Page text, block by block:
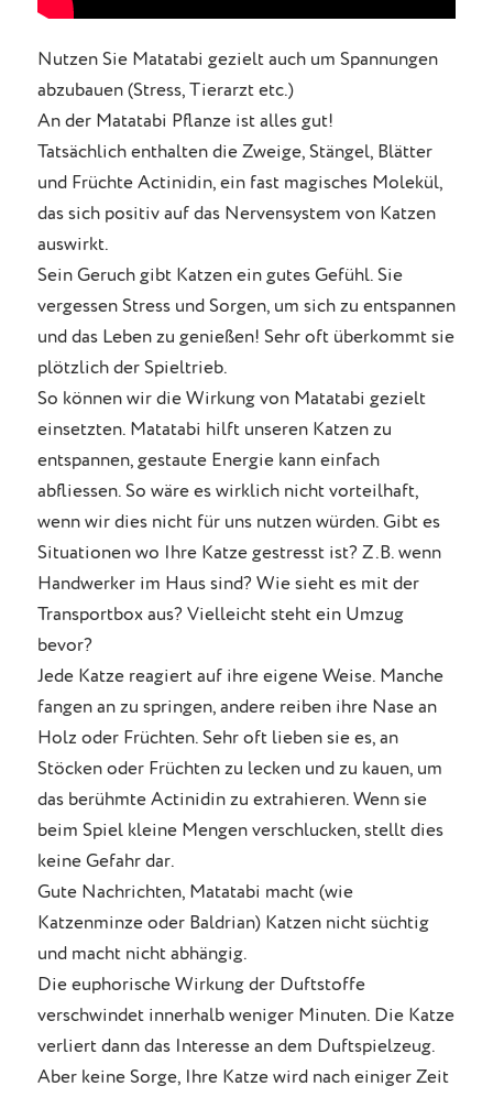
Nutzen Sie Matatabi gezielt auch um Spannungen
abzubauen (Stress, Tierarzt etc.)
An der Matatabi Pflanze ist alles gut!
Tatsächlich enthalten die Zweige, Stängel, Blätter
und Früchte Actinidin, ein fast magisches Molekül,
das sich positiv auf das Nervensystem von Katzen
auswirkt.
Sein Geruch gibt Katzen ein gutes Gefühl. Sie
vergessen Stress und Sorgen, um sich zu entspannen
und das Leben zu genießen! Sehr oft überkommt sie
plötzlich der Spieltrieb.
So können wir die Wirkung von Matatabi gezielt
einsetzten. Matatabi hilft unseren Katzen zu
entspannen, gestaute Energie kann einfach
abfliessen. So wäre es wirklich nicht vorteilhaft,
wenn wir dies nicht für uns nutzen würden. Gibt es
Situationen wo Ihre Katze gestresst ist? Z.B. wenn
Handwerker im Haus sind? Wie sieht es mit der
Transportbox aus? Vielleicht steht ein Umzug
bevor?
Jede Katze reagiert auf ihre eigene Weise. Manche
fangen an zu springen, andere reiben ihre Nase an
Holz oder Früchten. Sehr oft lieben sie es, an
Stöcken oder Früchten zu lecken und zu kauen, um
das berühmte Actinidin zu extrahieren. Wenn sie
beim Spiel kleine Mengen verschlucken, stellt dies
keine Gefahr dar.
Gute Nachrichten, Matatabi macht (wie
Katzenminze oder Baldrian) Katzen nicht süchtig
und macht nicht abhängig.
Die euphorische Wirkung der Duftstoffe
verschwindet innerhalb weniger Minuten. Die Katze
verliert dann das Interesse an dem Duftspielzeug.
Aber keine Sorge, Ihre Katze wird nach einiger Zeit